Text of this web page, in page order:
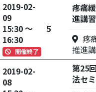
2019-02-
09
15:30 ～
16:30
開催終了
5
疼痛
進講
疼
推進
2019-02-
08
第25
法セ